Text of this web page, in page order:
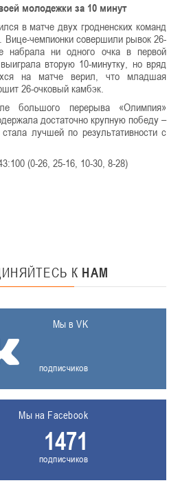
молодежки за 10 минут
в матче двух гродненских команд
Вице-чемпионки совершили рывок 26-
набрала ни одного очка в первой
вторую 10-минутку, но вряд
на матче верил, что младшая
26-очковый камбэк.
большого перерыва «Олимпия»
достаточно крупную победу –
лучшей по результативности с
(0-26, 25-16, 10-30, 8-28)
К НАМ
Мы в VK
подписчиков
Мы на Facebook
1471
подписчиков